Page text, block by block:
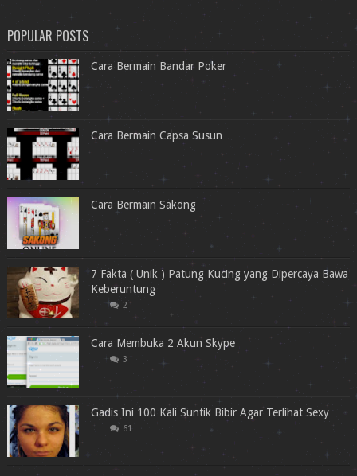
POPULAR POSTS
Cara Bermain Bandar Poker
Cara Bermain Capsa Susun
Cara Bermain Sakong
7 Fakta ( Unik ) Patung Kucing yang Dipercaya Bawa
Keberuntung
2
Cara Membuka 2 Akun Skype
3
Gadis Ini 100 Kali Suntik Bibir Agar Terlihat Sexy
61